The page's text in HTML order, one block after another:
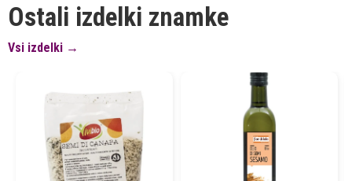
Ostali izdelki znamke
Vsi izdelki →